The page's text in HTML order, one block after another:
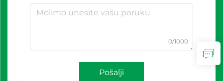
0/1000
Pošalji